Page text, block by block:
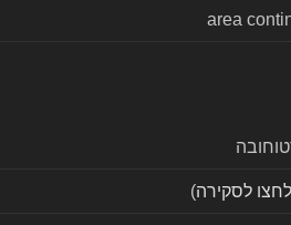
area
לחצו לסקירה)